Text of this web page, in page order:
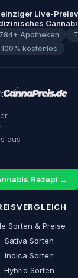
Live-
784+ Apotheken
100% kostenlos
aus
Rezept →
Sorten & Preise
Sativa Sorten
Indica Sorten
Hybrid Sorten